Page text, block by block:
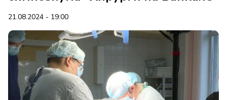
21.08.2024 - 19:00